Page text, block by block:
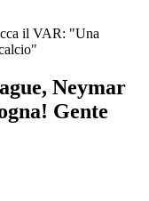
il VAR: "Una
Neymar
Gente